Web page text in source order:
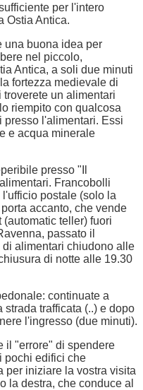
per l'intero
Ostia Antica.
una buona idea per
nel piccolo,
Antica, a soli due minuti
fortezza medievale di
un alimentari
riempito con qualcosa
presso l'alimentari. Essi
e acqua minerale
presso "Il
Francobolli
postale (solo la
accanto, che vende
teller) fuori
passato il
alimentari chiudono alle
di notte alle 19.30
continuate a
strada trafficata (..) e dopo
l'ingresso (due minuti).
il "errore" di spendere
pochi edifici che
per iniziare la vostra visita
la destra, che conduce al